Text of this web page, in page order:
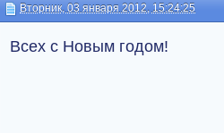
Вторник, 03 января 2012, 15:24:25
Всех с Новым годом!